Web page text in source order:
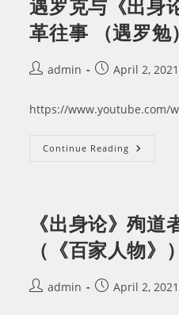
在
狱
中
（胡
遇
罗
遇罗克与《出身
革往事 （遇罗勉）
Postadmin
PostApril 2, 2021
https://www.youtube.com/
Continue Reading 遇
论》-
口
述
历
史
革
往
《出身论》殉
（《百家人物》）
Postadmin
PostApril 2, 2021